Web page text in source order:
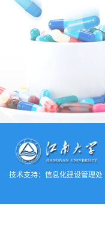
技术支持： 信息化建设管理处